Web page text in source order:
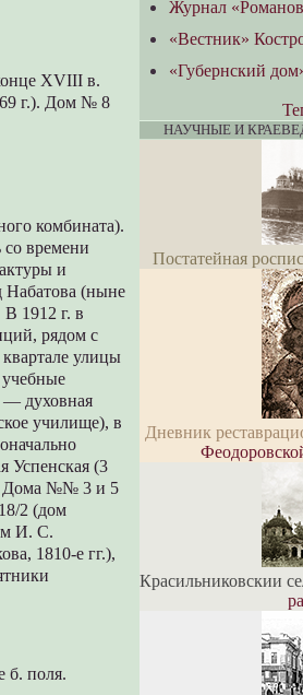
XVIII в.
г.). Дом № 8
комбината).
со времени
и
Набатова (ныне
1912 г. в
рядом с
улицы
— духовная
училище), в
Успенская (3
Дома №№ 3 и 5
2 (дом
И. С.
1810-е гг.),
б. поля.
Журнал
«Вестник»
«Губернский
НАУЧНЫЕ И
Постатейная
Дневник
Красильниковскии